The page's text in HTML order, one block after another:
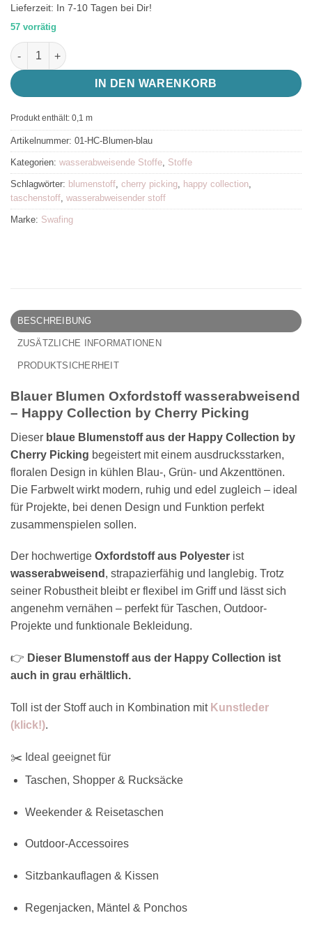
Lieferzeit: In 7-10 Tagen bei Dir!
57 vorrätig
wasserabweisender Taschenstoff mit Blumen blau, Happy
IN DEN WARENKORB
Produkt enthält: 0,1 m
Artikelnummer: 01-HC-Blumen-blau
Kategorien: wasserabweisende Stoffe, Stoffe
Schlagwörter: blumenstoff, cherry picking, happy collection,
taschenstoff, wasserabweisender stoff
Marke: Swafing
BESCHREIBUNG
ZUSÄTZLICHE INFORMATIONEN
PRODUKTSICHERHEIT
Blauer Blumen Oxfordstoff wasserabweisend
– Happy Collection by Cherry Picking
Dieser blaue Blumenstoff aus der Happy Collection by
Cherry Picking begeistert mit einem ausdrucksstarken,
floralen Design in kühlen Blau-, Grün- und Akzenttönen.
Die Farbwelt wirkt modern, ruhig und edel zugleich – ideal
für Projekte, bei denen Design und Funktion perfekt
zusammenspielen sollen.
Der hochwertige Oxfordstoff aus Polyester ist
wasserabweisend , strapazierfähig und langlebig. Trotz
seiner Robustheit bleibt er flexibel im Griff und lässt sich
angenehm vernähen – perfekt für Taschen, Outdoor-
Projekte und funktionale Bekleidung.
👉 Dieser Blumenstoff aus der Happy Collection ist
auch in grau erhältlich.
Toll ist der Stoff auch in Kombination mit Kunstleder
(klick!).
✂️ Ideal geeignet für
Taschen, Shopper & Rucksäcke
Weekender & Reisetaschen
Outdoor-Accessoires
Sitzbankauflagen & Kissen
Regenjacken, Mäntel & Ponchos